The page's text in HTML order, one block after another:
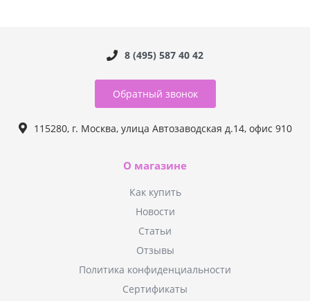
8 (495) 587 40 42
Обратный звонок
115280, г. Москва, улица Автозаводская д.14, офис 910
О магазине
Как купить
Новости
Статьи
Отзывы
Политика конфиденциальности
Сертификаты